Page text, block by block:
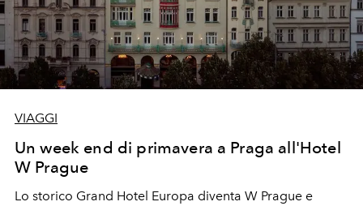
VIAGGI
Un week end di primavera a Praga all'Hotel
W Prague
Lo storico Grand Hotel Europa diventa W Prague e